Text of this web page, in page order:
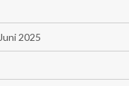
2025